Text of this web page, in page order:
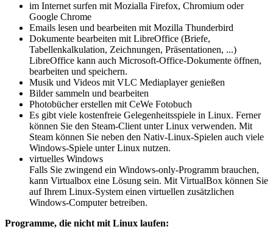
im Internet surfen mit Mozialla Firefox, Chromium oder
Google Chrome
Emails lesen und bearbeiten mit Mozilla Thunderbird
Dokumente bearbeiten mit LibreOffice (Briefe,
Tabellenkalkulation, Zeichnungen, Präsentationen, ...)
LibreOffice kann auch Microsoft-Office-Dokumente öffnen,
bearbeiten und speichern.
Musik und Videos mit VLC Mediaplayer genießen
Bilder sammeln und bearbeiten
Photobücher erstellen mit CeWe Fotobuch
Es gibt viele kostenfreie Gelegenheitsspiele in Linux. Ferner
können Sie den Steam-Client unter Linux verwenden. Mit
Steam können Sie neben den Nativ-Linux-Spielen auch viele
Windows-Spiele unter Linux nutzen.
virtuelles Windows
Falls Sie zwingend ein Windows-only-Programm brauchen,
kann Virtualbox eine Lösung sein. Mit VirtualBox können Sie
auf Ihrem Linux-System einen virtuellen zusätzlichen
Windows-Computer betreiben.
Programme, die nicht mit Linux laufen: